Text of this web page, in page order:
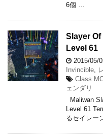
6個 …
Slayer
Level 61
2015/05/
Invincible
Class
ェンダリ
Maliwan
Level 61
るセイレー